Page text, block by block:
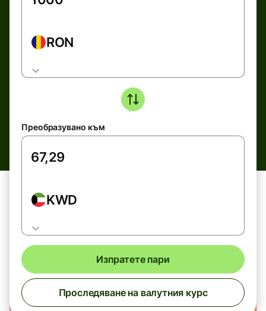
RON
Преобразувано към
KWD
Изпратете пари
Проследяване на валутния курс